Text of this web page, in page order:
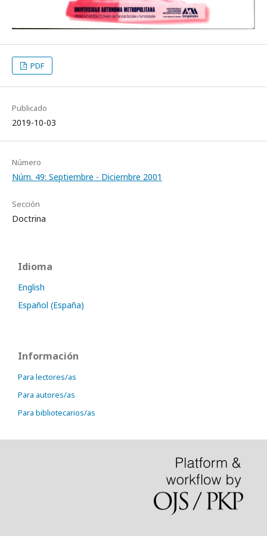
PDF
Publicado
2019-10-03
Número
Núm. 49: Septiembre - Diciembre 2001
Sección
Doctrina
Idioma
English
Español (España)
Información
Para lectores/as
Para autores/as
Para bibliotecarios/as